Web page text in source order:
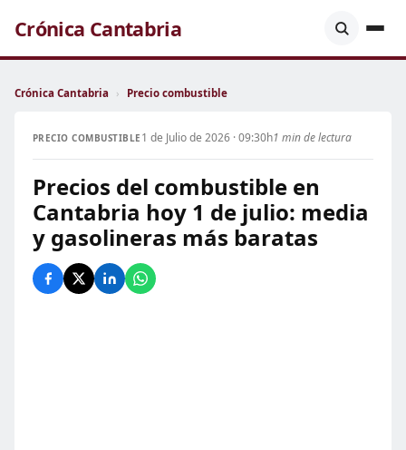
Crónica Cantabria
Crónica Cantabria › Precio combustible
PRECIO COMBUSTIBLE 1 de Julio de 2026 · 09:30h1 min de lectura
Precios del combustible en
Cantabria hoy 1 de julio: media
y gasolineras más baratas